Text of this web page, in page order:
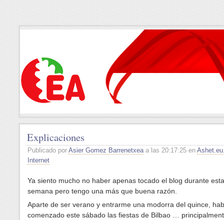
Explicaciones
Publicado por Asier Gomez Barrenetxeaa las 20:17:25 en Ashet.eu
Internet
Ya siento mucho no haber apenas tocado el blog durante
semana pero tengo una más que buena razón.
Aparte de ser verano y entrarme una modorra del quince,
comenzado este sábado las fiestas de Bilbao …